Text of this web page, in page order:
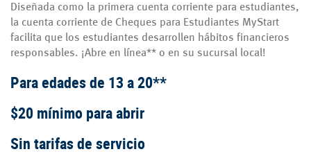
Diseñada como la primera cuenta corriente para estudiantes,
la cuenta corriente de Cheques para Estudiantes MyStart
facilita que los estudiantes desarrollen hábitos financieros
responsables. ¡Abre en línea** o en su sucursal local!
Para edades de 13 a 20**
$20 mínimo para abrir
Sin tarifas de servicio